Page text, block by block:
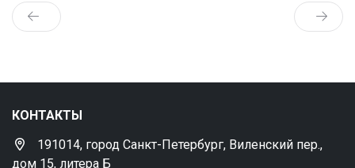
КОНТАКТЫ
191014, город Санкт-Петербург, Виленский пер.,
дом 15, литера Б